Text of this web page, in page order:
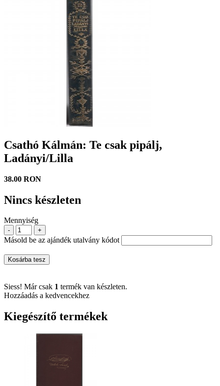
Csathó Kálmán: Te csak pipálj,
Ladányi/Lilla
38.00 RON
Nincs készleten
Mennyiség
- +
Másold be az ajándék utalvány kódot
Kosárba tesz
Siess! Már csak 1 termék van készleten.
Hozzáadás a kedvencekhez
Kiegészítő termékek